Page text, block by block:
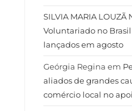
SILVIA MARIA LOUZÃ
Voluntariado no
lançados em agosto
Geórgia Regina em
aliados de grandes
comércio local no